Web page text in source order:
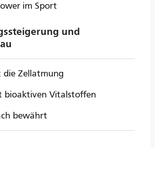
im Sport
und
die Zellatmung
bioaktiven Vitalstoffen
bewährt